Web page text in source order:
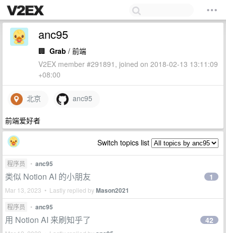
anc95
🏢 Grab / 前端
V2EX member #291891, joined on 2018-02-13 13:11:09
+08:00
北京 anc95
前端爱好者
Switch topics list
程序员 • anc95
类似 Notion AI 的小朋友
Mar 13, 2023 • Lastly replied byMason2021
1
程序员 • anc95
用 Notion AI 来刷知乎了 42